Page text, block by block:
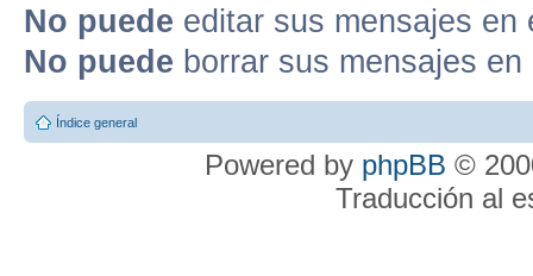
No puede editar sus mensajes en
No puede borrar sus mensajes
Índice general
Powered by phpBB ©
Traducción al